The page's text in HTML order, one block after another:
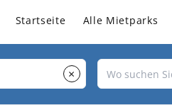
Startseite Alle Mietparks
×